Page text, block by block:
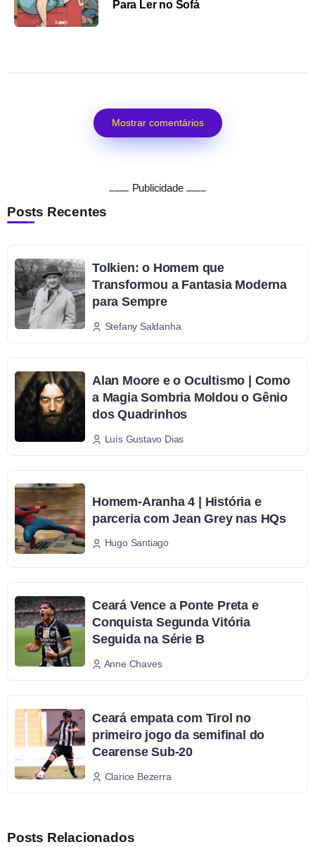
Para Ler no Sofá
Mostrar comentários
Publicidade
Posts Recentes
Tolkien: o Homem que
Transformou a Fantasia Moderna
para Sempre
Stefany Saldanha
Alan Moore e o Ocultismo | Como
a Magia Sombria Moldou o Gênio
dos Quadrinhos
Luís Gustavo Dias
Homem-Aranha 4 | História e
parceria com Jean Grey nas HQs
Hugo Santiago
Ceará Vence a Ponte Preta e
Conquista Segunda Vitória
Seguida na Série B
Anne Chaves
Ceará empata com Tirol no
primeiro jogo da semifinal do
Cearense Sub-20
Clarice Bezerra
Posts Relacionados